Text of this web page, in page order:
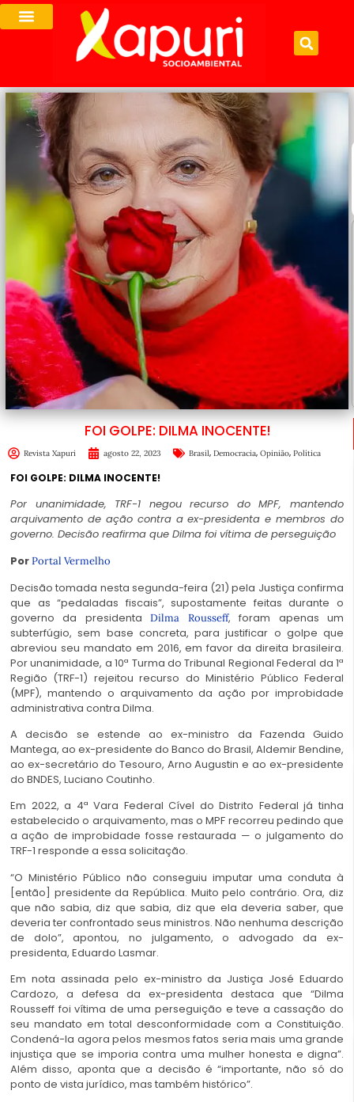
FOI GOLPE: DILMA INOCENTE!
Revista Xapuri agosto 22, 2023 Brasil, Democracia, Opinião, Política
FOI GOLPE: DILMA INOCENTE!
Por unanimidade, TRF-1 negou recurso do MPF, mantendo
arquivamento de ação contra a ex-presidenta e membros do
governo. Decisão reafirma que Dilma foi vítima de perseguição
PorPortal Vermelho
Decisão tomada nesta segunda-feira (21) pela Justiça confirma
que as “pedaladas fiscais”, supostamente feitas durante o
governo da presidentaDilma Rousseff, foram apenas um
subterfúgio, sem base concreta, para justificar o golpe que
abreviou seu mandato em 2016, em favor da direita brasileira.
Por unanimidade, a 10ª Turma do Tribunal Regional Federal da 1ª
Região (TRF-1) rejeitou recurso do Ministério Público Federal
(MPF), mantendo o arquivamento da ação por improbidade
administrativa contra Dilma.
A decisão se estende ao ex-ministro da Fazenda Guido
Mantega, ao ex-presidente do Banco do Brasil, Aldemir Bendine,
ao ex-secretário do Tesouro, Arno Augustin e ao ex-presidente
do BNDES, Luciano Coutinho.
Em 2022, a 4ª Vara Federal Cível do Distrito Federal já tinha
estabelecido o arquivamento, mas o MPF recorreu pedindo que
a ação de improbidade fosse restaurada — o julgamento do
TRF-1 responde a essa solicitação.
“O Ministério Público não conseguiu imputar uma conduta à
[então] presidente da República. Muito pelo contrário. Ora, diz
que não sabia, diz que sabia, diz que ela deveria saber, que
deveria ter confrontado seus ministros. Não nenhuma descrição
de dolo”, apontou, no julgamento, o advogado da ex-
presidenta, Eduardo Lasmar.
Em nota assinada pelo ex-ministro da Justiça José Eduardo
Cardozo, a defesa da ex-presidenta destaca que “Dilma
Rousseff foi vítima de uma perseguição e teve a cassação do
seu mandato em total desconformidade com a Constituição.
Condená-la agora pelos mesmos fatos seria mais uma grande
injustiça que se imporia contra uma mulher honesta e digna”.
Além disso, aponta que a decisão é “importante, não só do
ponto de vista jurídico, mas também histórico”.